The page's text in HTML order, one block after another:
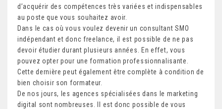
d’acquérir des compétences très variées et indispensables
au poste que vous souhaitez avoir.
Dans le cas où vous voulez devenir un consultant SMO
indépendant et donc freelance, il est possible de ne pas
devoir étudier durant plusieurs années. En effet, vous
pouvez opter pour une formation professionnalisante.
Cette dernière peut également être complète à condition de
bien choisir son formateur.
De nos jours, les agences spécialisées dans le marketing
digital sont nombreuses. Il est donc possible de vous